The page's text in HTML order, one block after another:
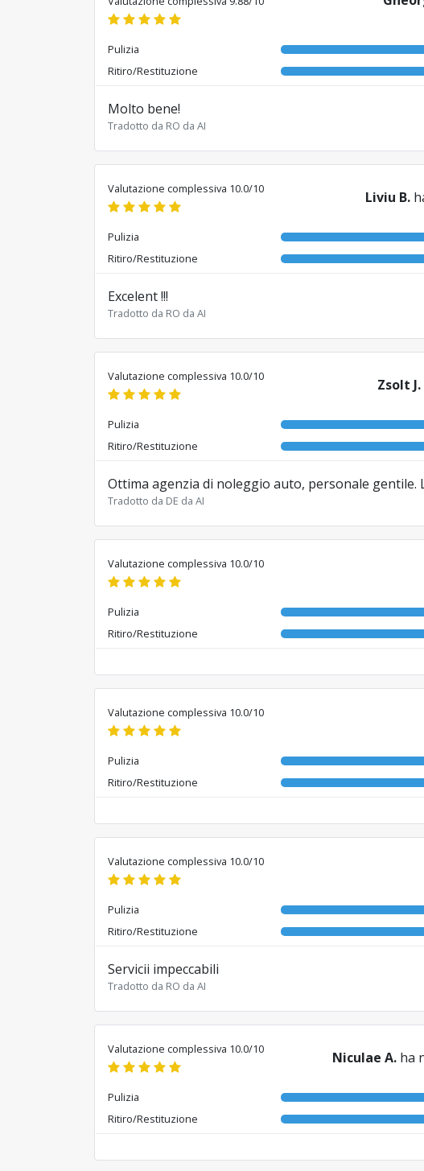
Pulizia
Ritiro/Restituzione
Molto bene!
Tradotto da RO da AI
Valutazione complessiva 10.0/10 Liviu B.
Pulizia
Ritiro/Restituzione
Excelent !!!
Tradotto da RO da AI
Valutazione complessiva 10.0/10 Zsolt J.
Pulizia
Ritiro/Restituzione
Ottima agenzia di noleggio auto, personale
Tradotto da DE da AI
Valutazione complessiva 10.0/10
Pulizia
Ritiro/Restituzione
Valutazione complessiva 10.0/10
Pulizia
Ritiro/Restituzione
Valutazione complessiva 10.0/10
Pulizia
Ritiro/Restituzione
Servicii impeccabili
Tradotto da RO da AI
Valutazione complessiva 10.0/10 Niculae A. ha
Pulizia
Ritiro/Restituzione